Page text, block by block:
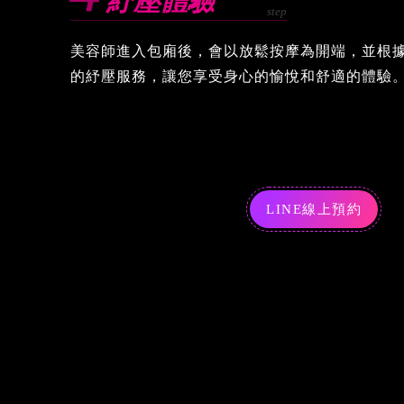
美容師進入包廂後，會以放鬆按摩為開端，並根
的紓壓服務，讓您享受身心的愉悅和舒適的體驗
LINE線上預約